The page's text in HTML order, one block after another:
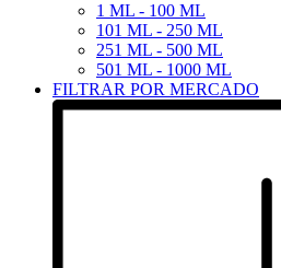
1 ML - 100 ML
101 ML - 250 ML
251 ML - 500 ML
501 ML - 1000 ML
FILTRAR POR MERCADO